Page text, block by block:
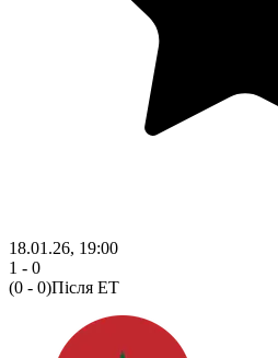
18.01.26, 19:00
1 - 0
(0 - 0)Після ЕТ